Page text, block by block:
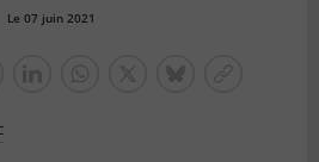
Le 07 juin 2021